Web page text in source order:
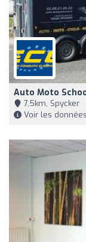
Auto Moto
7,5km, Spycker
Voir les